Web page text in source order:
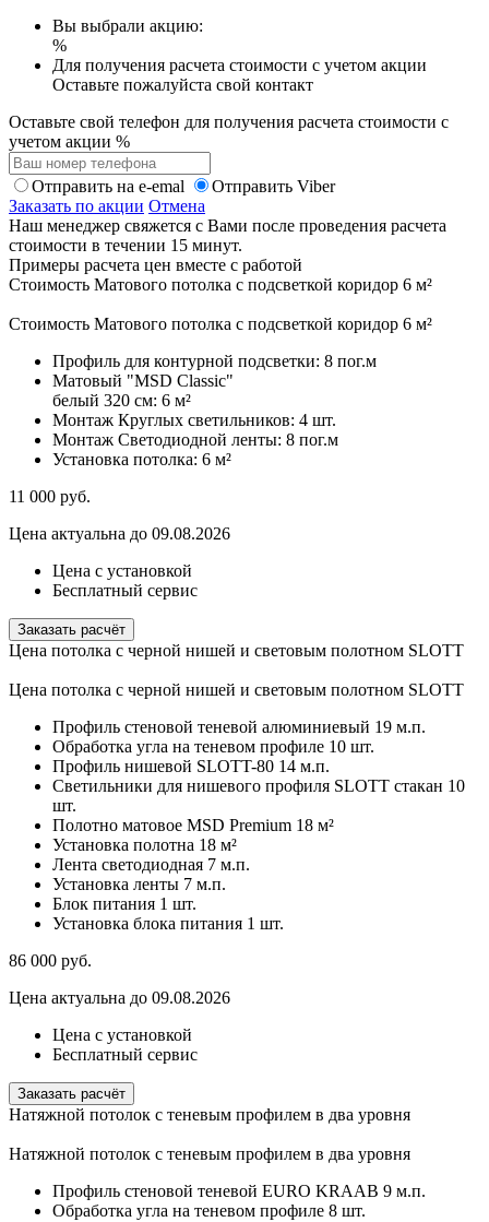
Вы выбрали акцию:
%
Для получения расчета стоимости с учетом акции
Оставьте пожалуйста свой контакт
Оставьте свой телефон для получения расчета стоимости с
учетом акции %
Отправить на e-emal
Отправить Viber
Заказать по акции Отмена
Наш менеджер свяжется с Вами после проведения расчета
стоимости в течении 15 минут.
Примеры расчета цен вместе с работой
Стоимость Матового потолка с подсветкой коридор 6 м²
Стоимость Матового потолка с подсветкой коридор 6 м²
Профиль для контурной подсветки: 8 пог.м
Матовый "MSD Classic"
белый 320 см: 6 м²
Монтаж Круглых светильников: 4 шт.
Монтаж Светодиодной ленты: 8 пог.м
Установка потолка: 6 м²
11 000 руб.
Цена актуальна до 09.08.2026
Цена с установкой
Бесплатный сервис
Заказать расчёт
Цена потолка с черной нишей и световым полотном SLOTT
Цена потолка с черной нишей и световым полотном SLOTT
Профиль стеновой теневой алюминиевый 19 м.п.
Обработка угла на теневом профиле 10 шт.
Профиль нишевой SLOTT-80 14 м.п.
Светильники для нишевого профиля SLOTT стакан 10
шт.
Полотно матовое MSD Premium 18 м²
Установка полотна 18 м²
Лента светодиодная 7 м.п.
Установка ленты 7 м.п.
Блок питания 1 шт.
Установка блока питания 1 шт.
86 000 руб.
Цена актуальна до 09.08.2026
Цена с установкой
Бесплатный сервис
Заказать расчёт
Натяжной потолок с теневым профилем в два уровня
Натяжной потолок с теневым профилем в два уровня
Профиль стеновой теневой EURO KRAAB 9 м.п.
Обработка угла на теневом профиле 8 шт.